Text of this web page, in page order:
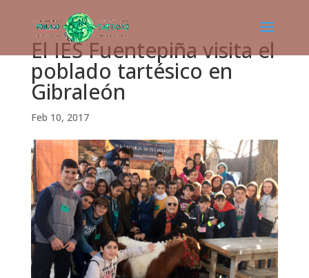
El IES Fuentepiña visita el
poblado tartésico en
Gibraleón
Feb 10, 2017